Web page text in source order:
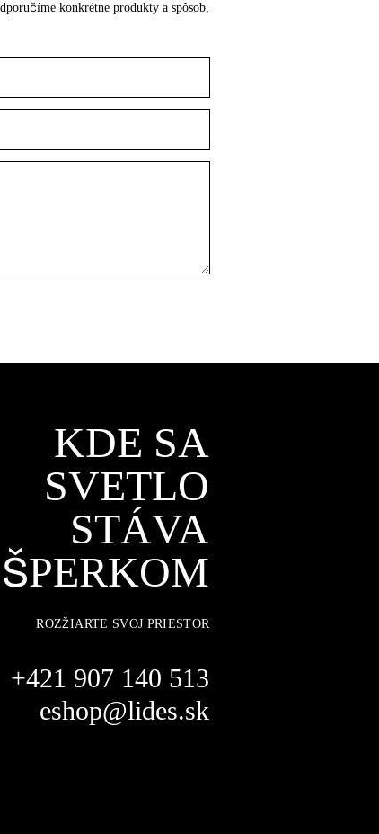
konkrétne produkty a spôsob,
KDE SA
SVETLO
STÁVA
ŠPERKOM
ROZŽIARTE SVOJ PRIESTOR
+421 907 140 513
eshop@lides.sk